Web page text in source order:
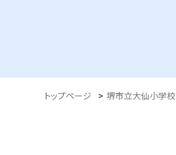
トップページ > 堺市立大仙小学校